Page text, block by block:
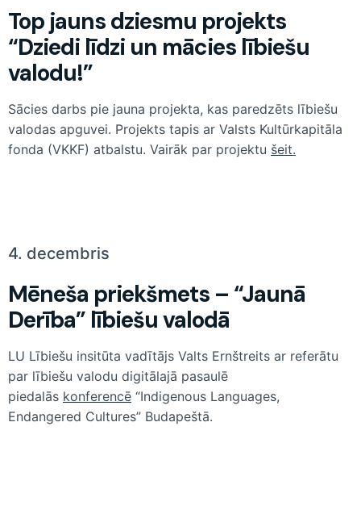
Top jauns dziesmu projekts
“Dziedi līdzi un mācies lībiešu
valodu!”
Sācies darbs pie jauna projekta, kas paredzēts lībiešu
valodas apguvei. Projekts tapis ar Valsts Kultūrkapitāla
fonda (VKKF) atbalstu. Vairāk par projektu šeit.
4. decembris
Mēneša priekšmets – “Jaunā
Derība” lībiešu valodā
LU Lībiešu insitūta vadītājs Valts Ernštreits ar referātu
par lībiešu valodu digitālajā pasaulē
piedalās konferencē “Indigenous Languages,
Endangered Cultures” Budapeštā.